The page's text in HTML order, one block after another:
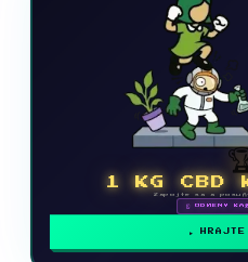
1 KG CBD
Zapojte sa a
🗓 ODMENY